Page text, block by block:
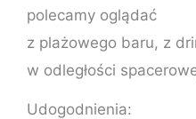
polecamy oglądać
z plażowego baru, z
w odległości
Udogodnienia: